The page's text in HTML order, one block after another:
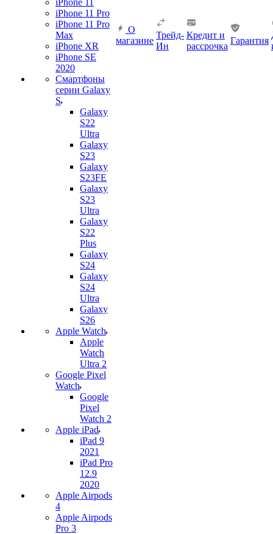
iPhone 11
iPhone 11 Pro
iPhone 11 Pro
Max
iPhone XR
iPhone SE
2020
Смартфоны
серии Galaxy
S
Galaxy
S22
Ultra
Galaxy
S23
Galaxy
S23FE
Galaxy
S23
Ultra
Galaxy
S22
Plus
Galaxy
S24
Galaxy
S24
Ultra
Galaxy
S26
Apple Watch
Apple
Watch
Ultra 2
Google Pixel
Watch
Google
Pixel
Watch 2
Apple iPad
iPad 9
2021
iPad Pro
12.9
2020
Apple Airpods
4
Apple Airpods
Pro 3
О
магазине
Трейд-
Ин
Кредит и
рассрочка
Гарантия